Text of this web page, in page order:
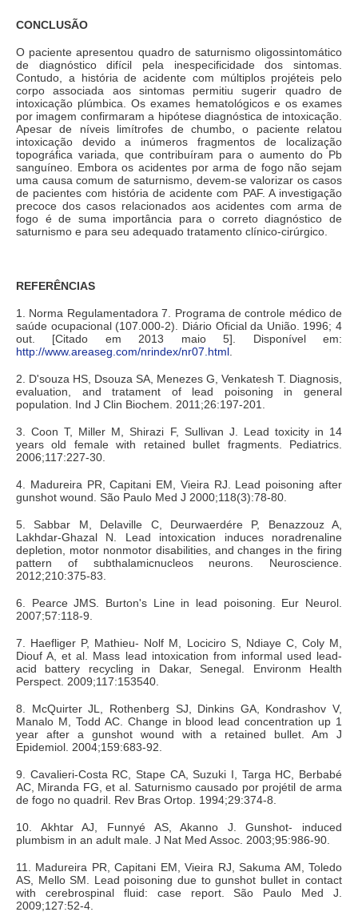
CONCLUSÃO
O paciente apresentou quadro de saturnismo oligossintomático
de diagnóstico difícil pela inespecificidade dos sintomas.
Contudo, a história de acidente com múltiplos projéteis pelo
corpo associada aos sintomas permitiu sugerir quadro de
intoxicação plúmbica. Os exames hematológicos e os exames
por imagem confirmaram a hipótese diagnóstica de intoxicação.
Apesar de níveis limítrofes de chumbo, o paciente relatou
intoxicação devido a inúmeros fragmentos de localização
topográfica variada, que contribuíram para o aumento do Pb
sanguíneo. Embora os acidentes por arma de fogo não sejam
uma causa comum de saturnismo, devem-se valorizar os casos
de pacientes com história de acidente com PAF. A investigação
precoce dos casos relacionados aos acidentes com arma de
fogo é de suma importância para o correto diagnóstico de
saturnismo e para seu adequado tratamento clínico-cirúrgico.
REFERÊNCIAS
1. Norma Regulamentadora 7. Programa de controle médico de
saúde ocupacional (107.000-2). Diário Oficial da União. 1996; 4
out. [Citado em 2013 maio 5]. Disponível em:
http://www.areaseg.com/nrindex/nr07.html
2. D'souza HS, Dsouza SA, Menezes G, Venkatesh T. Diagnosis,
evaluation, and tratament of lead poisoning in general
population. Ind J Clin Biochem. 2011;26:197-201.
3. Coon T, Miller M, Shirazi F, Sullivan J. Lead toxicity in 14
years old female with retained bullet fragments. Pediatrics.
2006;117:227-30.
4. Madureira PR, Capitani EM, Vieira RJ. Lead poisoning after
gunshot wound. São Paulo Med J 2000;118(3):78-80.
5. Sabbar M, Delaville C, Deurwaerdére P, Benazzouz A,
Lakhdar-Ghazal N. Lead intoxication induces noradrenaline
depletion, motor nonmotor disabilities, and changes in the firing
pattern of subthalamicnucleos neurons. Neuroscience.
2012;210:375-83.
6. Pearce JMS. Burton's Line in lead poisoning. Eur Neurol.
2007;57:118-9.
7. Haefliger P, Mathieu- Nolf M, Lociciro S, Ndiaye C, Coly M,
Diouf A, et al. Mass lead intoxication from informal used lead-
acid battery recycling in Dakar, Senegal. Environm Health
Perspect. 2009;117:153540.
8. McQuirter JL, Rothenberg SJ, Dinkins GA, Kondrashov V,
Manalo M, Todd AC. Change in blood lead concentration up 1
year after a gunshot wound with a retained bullet. Am J
Epidemiol. 2004;159:683-92.
9. Cavalieri-Costa RC, Stape CA, Suzuki I, Targa HC, Berbabé
AC, Miranda FG, et al. Saturnismo causado por projétil de arma
de fogo no quadril. Rev Bras Ortop. 1994;29:374-8.
10. Akhtar AJ, Funnyé AS, Akanno J. Gunshot- induced
plumbism in an adult male. J Nat Med Assoc. 2003;95:986-90.
11. Madureira PR, Capitani EM, Vieira RJ, Sakuma AM, Toledo
AS, Mello SM. Lead poisoning due to gunshot bullet in contact
with cerebrospinal fluid: case report. São Paulo Med J.
2009;127:52-4.